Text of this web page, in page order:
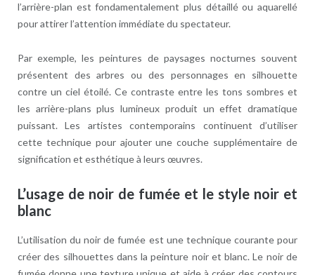
l’arrière-plan est fondamentalement plus détaillé ou aquarellé
pour attirer l’attention immédiate du spectateur.
Par exemple, les peintures de paysages nocturnes souvent
présentent des arbres ou des personnages en silhouette
contre un ciel étoilé. Ce contraste entre les tons sombres et
les arrière-plans plus lumineux produit un effet dramatique
puissant. Les artistes contemporains continuent d’utiliser
cette technique pour ajouter une couche supplémentaire de
signification et esthétique à leurs œuvres.
L’usage de noir de fumée et le style noir et
blanc
L’utilisation du noir de fumée est une technique courante pour
créer des silhouettes dans la peinture noir et blanc. Le noir de